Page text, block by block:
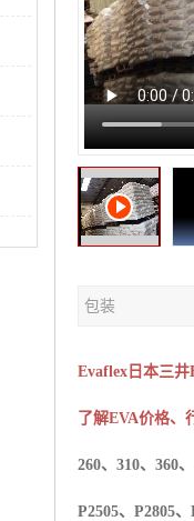
包装
Evaflex 日本三井
了解EVA价格、
260、 310、 360、
P2505、 P2805、